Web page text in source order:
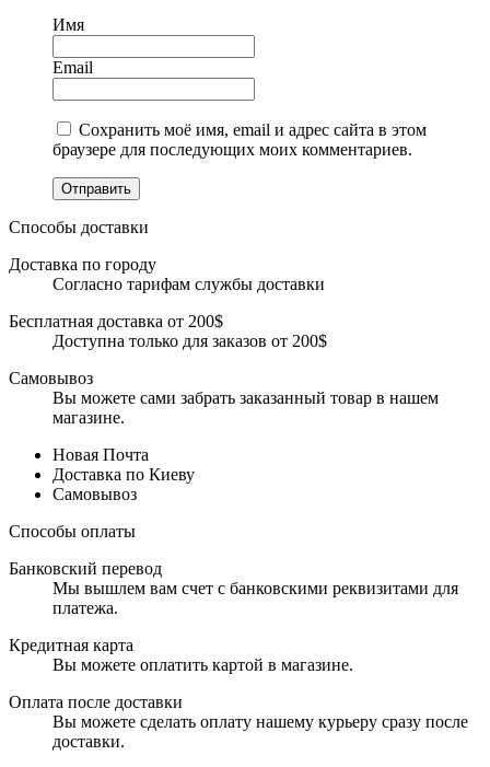
Имя
Email
Сохранить моё имя, email и адрес сайта в этом
браузере для последующих моих комментариев.
Отправить
Способы доставки
Доставка по городу
Согласно тарифам службы доставки
Бесплатная доставка от 200$
Доступна только для заказов от 200$
Самовывоз
Вы можете сами забрать заказанный товар в нашем
магазине.
Новая Почта
Доставка по Киеву
Самовывоз
Способы оплаты
Банковский перевод
Мы вышлем вам счет с банковскими реквизитами для
платежа.
Кредитная карта
Вы можете оплатить картой в магазине.
Оплата после доставки
Вы можете сделать оплату нашему курьеру сразу после
доставки.